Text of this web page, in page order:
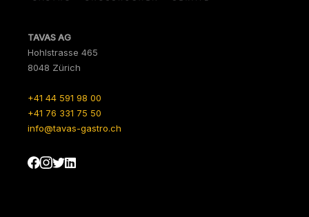
TAVAS AG
Hohlstrasse 465
8048 Zürich
+41 44 591 98 00
+41 76 331 75 50
info@tavas-gastro.ch